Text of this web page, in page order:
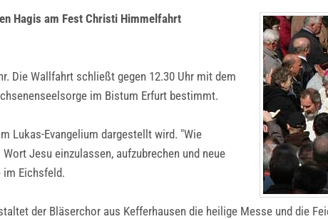
Hagis am Fest Christi Himmelfahrt
Die Wallfahrt schließt gegen 12.30 Uhr mit dem
im Bistum Erfurt bestimmt.
Lukas-Evangelium dargestellt wird. "Wie
Jesu einzulassen, aufzubrechen und neue
im Eichsfeld.
der Bläserchor aus Kefferhausen die heilige Messe und die